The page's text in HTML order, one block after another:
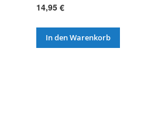
14,95 €
In den Warenkorb